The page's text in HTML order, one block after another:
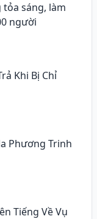
tỏa sáng, làm
người
Khi Bị Chỉ
Phương Trinh
Tiếng Về Vụ